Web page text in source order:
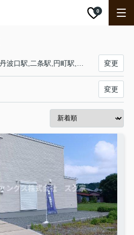
0
変更
変更